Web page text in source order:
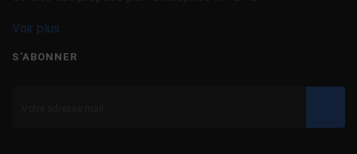
Voir plus
S'ABONNER